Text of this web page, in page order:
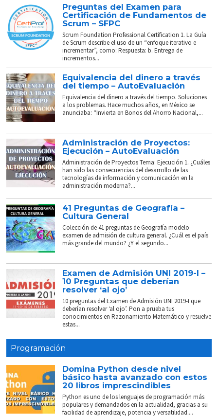
Preguntas del Examen para
Certificación de Fundamentos de
Scrum – SFPC
Scrum Foundation Professional Certification 1. La Guía
de Scrum describe el uso de un “enfoque iterativo e
incrementar”, como: Respuesta: b. Entrega de
incrementos...
Equivalencia del dinero a través
del tiempo – AutoEvaluación
Equivalencia del dinero a través del tiempo. Soluciones
a los problemas. Hace muchos años, en México se
anunciaba: “Invierta en Bonos del Ahorro Nacional,...
Administración de Proyectos:
Ejecución – AutoEvaluación
Administración de Proyectos Tema: Ejecución 1. ¿Cuáles
han sido las consecuencias del desarrollo de las
tecnologías de información y comunicación en la
administración moderna?...
41 Preguntas de Geografía –
Cultura General
Colección de 41 preguntas de Geografía modelo
examen de admisión de cultura general. ¿Cuál es el país
más grande del mundo? ¿Y el segundo...
Examen de Admisión UNI 2019-I –
10 Preguntas que deberían
resolver ‘al ojo’
10 preguntas del Examen de Admisión UNI 2019-I que
deberían resolver ‘al ojo’. Pon a prueba tus
conocimientos en Razonamiento Matemático y resuelve
estas...
Programación
Domina Python desde nivel
básico hasta avanzado con estos
20 libros imprescindibles
Python es uno de los lenguajes de programación más
populares y demandados en la actualidad, gracias a su
facilidad de aprendizaje, potencia y versatilidad....